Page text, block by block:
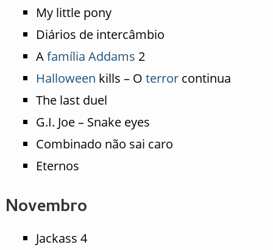
My little pony
Diários de intercâmbio
Afamília Addams 2
Halloween kills – O terrorcontinua
The last duel
G.I. Joe – Snake eyes
Combinado não sai caro
Eternos
Novembro
Jackass 4